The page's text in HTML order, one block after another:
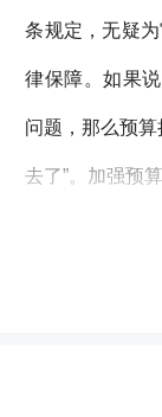
条规定，无疑
律保障。如果
问题，那么预
去了”。加强预
策水平，规范